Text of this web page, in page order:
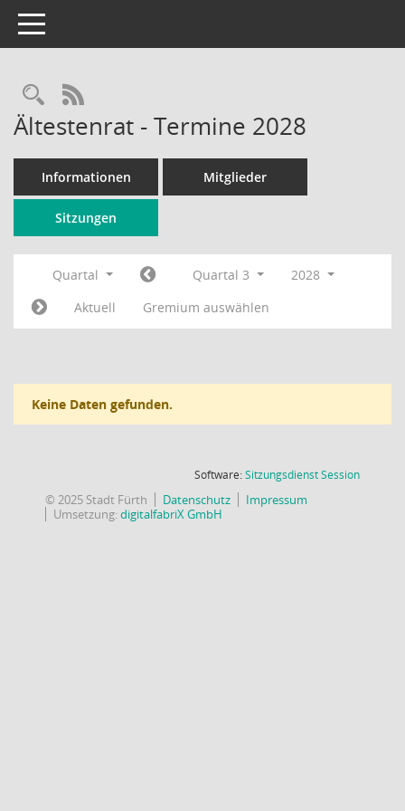
Toggle navigation
Rechercheauswahl
RSS-Feed
Ältestenrat - Termine 2028
Informationen Mitglieder
Sitzungen
Quartal Quartal 3
2028
Aktuell
Gremium auswählen
Keine Daten gefunden.
Software:SitzungsdienstSession(Wird in
© 2025 Stadt Fürth Datenschutz
Impressum
Umsetzung:digitalfabriX GmbH